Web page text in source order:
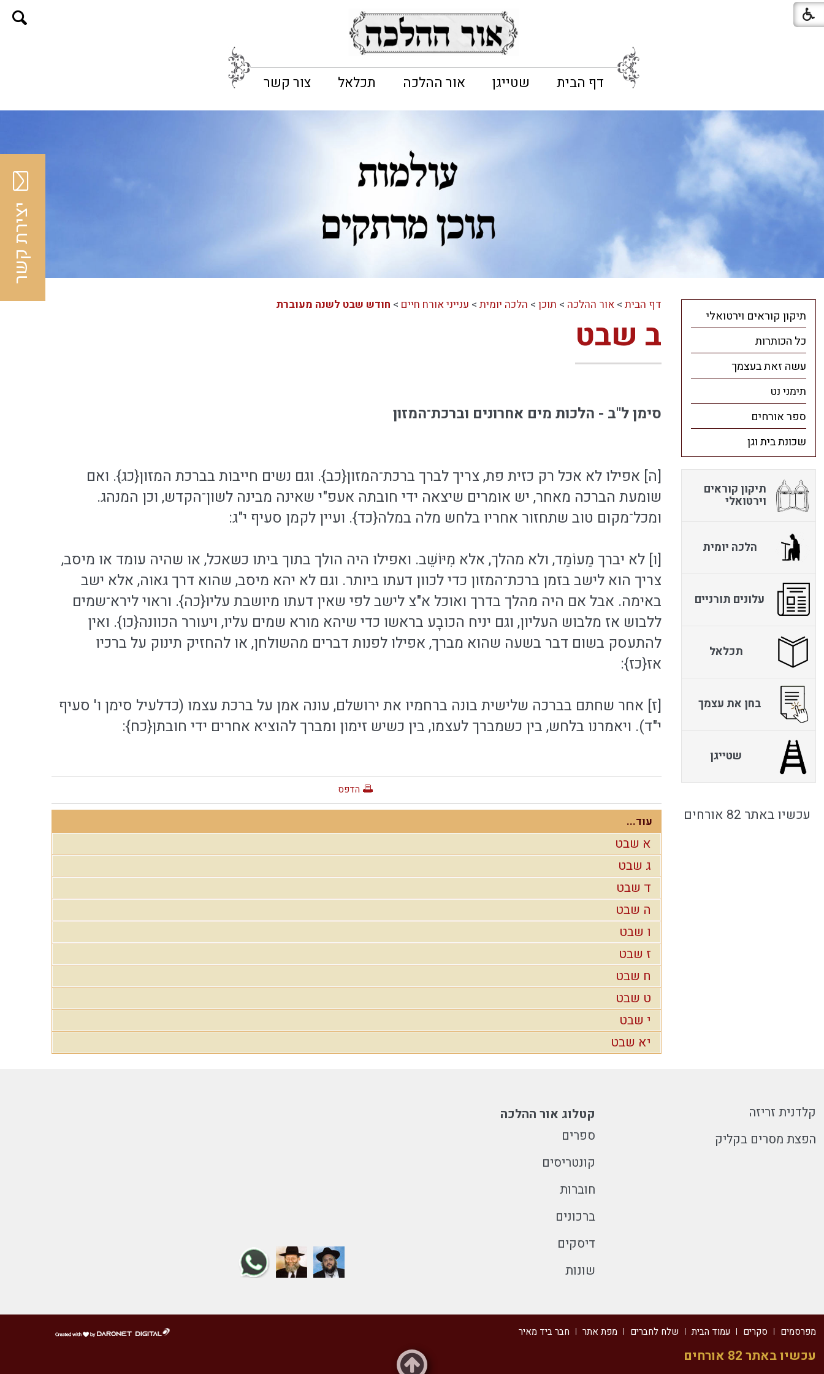
דף הבית שטייגן אור ההלכה תכלאל צור קשר
דף הבית> אור ההלכה > תוכן> הלכה יומית> ענייני אורח חיים > חודש שבט לשנה מעוברת
ב שבט
סימן ל"ב - הלכות מים אחרונים וברכת־המזון
[ה] אפילו לא אכל רק כזית פת, צריך לברך ברכת־המזון{כב}. וגם נשים חייבות בברכת המזון{כג}. ואם
שומעת הברכה מאחר, יש אומרים שיצאה ידי חובתה אעפ"י שאינה מבינה לשון־הקדש, וכן המנהג.
ומכל־מקום טוב שתחזור אחריו בלחש מלה במלה{כד}. ועיין לקמן סעיף י"ג:
[ו] לא יברך מֵעוֹמֵד, ולא מהלך, אלא מִיּוֹשֵׁב. ואפילו היה הולך בתוך ביתו כשאכל, או שהיה עומד או מיסב,
צריך הוא לישב בזמן ברכת־המזון כדי לכוון דעתו ביותר. וגם לא יהא מיסב, שהוא דרך גאוה, אלא ישב
באימה. אבל אם היה מהלך בדרך ואוכל א"צ לישב לפי שאין דעתו מיושבת עליו{כה}. וראוי לירא־שמים
ללבוש אז מלבוש העליון, וגם יניח הכובָע בראשו כדי שיהא מורא שמים עליו, ויעורר הכוונה{כו}. ואין
להתעסק בשום דבר בשעה שהוא מברך, אפילו לפנות דברים מהשולחן, או להחזיק תינוק על ברכיו
אז{כז}:
[ז] אחר שחתם בברכה שלישית בונה ברחמיו את ירושלם, עונה אמן על ברכת עצמו (כדלעיל סימן ו' סעיף
י"ד). ויאמרנו בלחש, בין כשמברך לעצמו, בין כשיש זימון ומברך להוציא אחרים ידי חובתן{כח}:
הדפס
עוד...
א שבט
ג שבט
ד שבט
ה שבט
ו שבט
ז שבט
ח שבט
ט שבט
י שבט
יא שבט
תיקון קוראים וירטואלי
כל הכותרות
עשה זאת בעצמך
תימני נט
ספר אורחים
שכונת בית וגן
תיקון קוראים
וירטואלי
הלכה יומית
עלונים תורניים
תכלאל
בחן את עצמך
שטייגן
עכשיו באתר 82 אורחים
קלדנית זריזה
הפצת מסרים בקליק
קטלוג אור ההלכה
ספרים
קונטריסים
חוברות
ברכונים
דיסקים
שונות
מפרסמים סקרים עמוד הבית שלח לחברים מפת אתר חבר ביד מאיר
דרונט
עכשיו באתר 82 אורחים
יצירת קשר